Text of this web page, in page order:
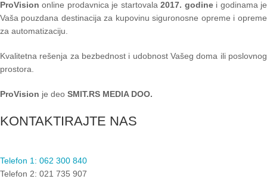
ProVision online prodavnica je startovala2017. godinei godinama je
Vaša pouzdana destinacija za kupovinu siguronosne opreme i opreme
za automatizaciju.
Kvalitetna rešenja za bezbednost i udobnost Vašeg doma ili poslovnog
prostora.
ProVision je deo SMIT.RS MEDIA DOO.
KONTAKTIRAJTE NAS
Telefon 1: 062 300 840
Telefon 2: 021 735 907